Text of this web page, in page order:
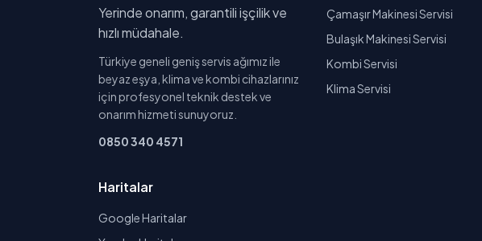
Yerinde onarım, garantili işçilik ve
hızlı müdahale.
Türkiye geneli geniş servis ağımız ile
beyaz eşya, klima ve kombi cihazlarınız
için profesyonel teknik destek ve
onarım hizmeti sunuyoruz.
0850 340 4571
Çamaşır Makinesi Servisi
Bulaşık Makinesi Servisi
Kombi Servisi
Klima Servisi
Haritalar
Google Haritalar